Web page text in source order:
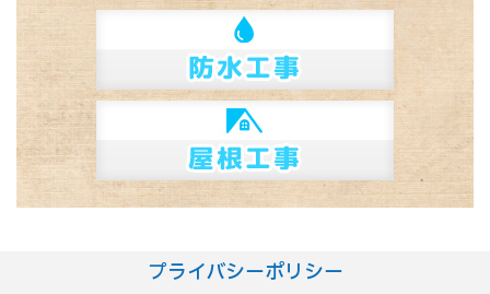
プライバシーポリシー